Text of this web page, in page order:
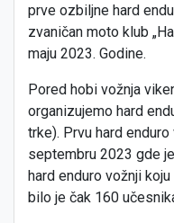
prve ozbiljne hard
zvaničan moto klub
maju 2023. Godine.
Pored hobi vožnja
organizujemo hard
trke). Prvu hard
septembru 2023 gde
hard enduro vožnji
bilo je čak 160